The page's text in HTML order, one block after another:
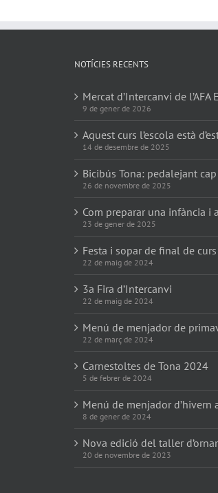
NOTÍCIES RECENTS
Mercat d’Intercanvi de l’AFA
9 de gener de 2026
Aquest curs l’escola està
14 de desembre de 2025
Bicibús Tona: pedalejant
26 de novembre de 2025
Com preparar una infància
23 de gener de 2025
Festa i sopar de final de curs
22 de maig de 2024
3a Fira d’Intercanvi
22 de maig de 2024
Menú de menjador de
22 de març de 2024
Carnestoltes de Tona 2024
5 de febrer de 2024
Menú de menjador d’hivern
8 de gener de 2024
Nova edició del taller
20 de novembre de 2023